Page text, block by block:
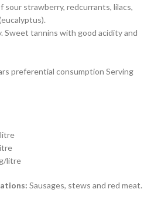
sour strawberry, redcurrants, lilacs,
Sweet tannins with good acidity and
preferential consumption Serving
litre
Sausages, stews and red meat.